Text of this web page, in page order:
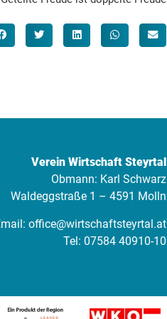
Verein Wirtschaft Steyrtal
Obmann: Karl Schwarz
Waldeggstraße 1 – 4591 Molln
office@wirtschaftsteyrtal.at
Tel: 07584 40910-10